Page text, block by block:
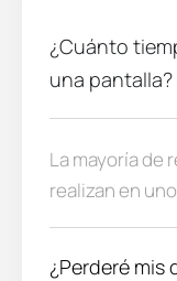
¿Cuánto
una pantalla?
La mayoría de
realizan en
¿Perderé mis